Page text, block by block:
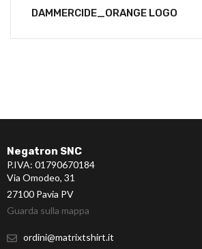
DAMMERCIDE_ORANGE LOGO
Negatron SNC
P.IVA: 01790670184
Via Omodeo, 31
27100 Pavia PV
Guarda sulla mappa
ordini@matrixtshirt.it